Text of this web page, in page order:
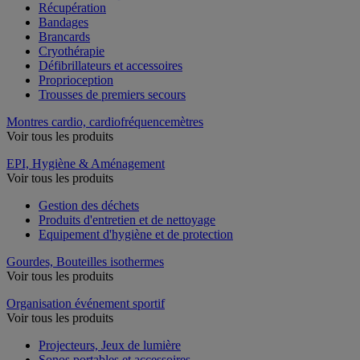
Récupération
Bandages
Brancards
Cryothérapie
Défibrillateurs et accessoires
Proprioception
Trousses de premiers secours
Montres cardio, cardiofréquencemètres
Voir tous les produits
EPI, Hygiène & Aménagement
Voir tous les produits
Gestion des déchets
Produits d'entretien et de nettoyage
Equipement d'hygiène et de protection
Gourdes, Bouteilles isothermes
Voir tous les produits
Organisation événement sportif
Voir tous les produits
Projecteurs, Jeux de lumière